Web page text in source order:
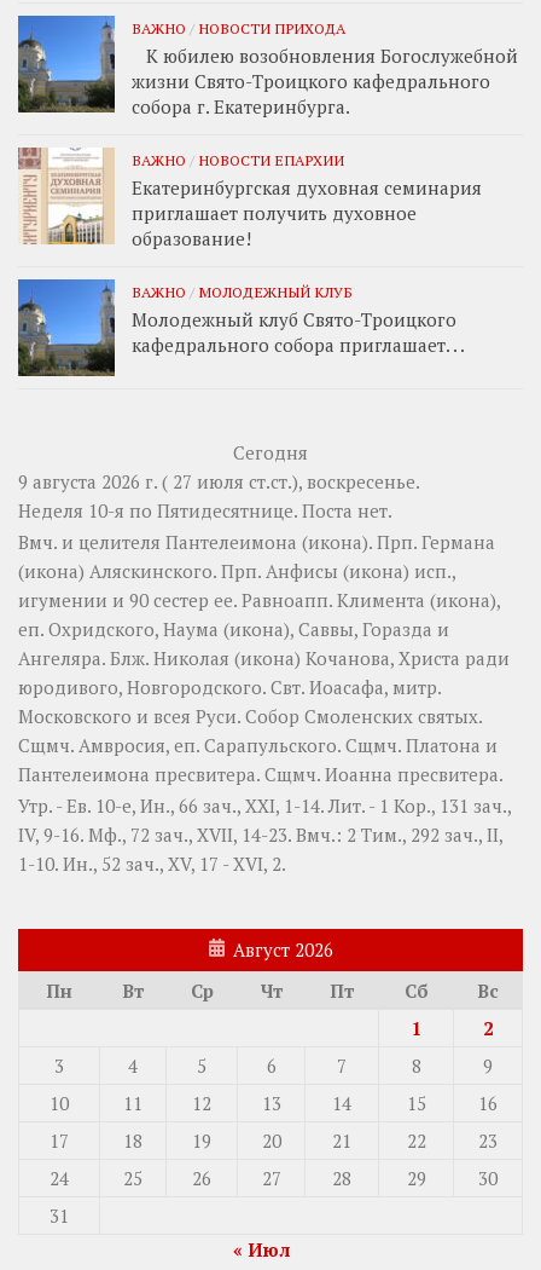
ВАЖНО / НОВОСТИ ПРИХОДА
К юбилею возобновления Богослужебной
жизни Свято-Троицкого кафедрального
собора г. Екатеринбурга.
ВАЖНО / НОВОСТИ ЕПАРХИИ
Екатеринбургская духовная семинария
приглашает получить духовное
образование!
ВАЖНО / МОЛОДЕЖНЫЙ КЛУБ
Молодежный клуб Свято-Троицкого
кафедрального собора приглашает. . .
Сегодня
9 августа 2026 г. ( 27 июля ст.ст.), воскресенье.
Неделя 10-я по Пятидесятнице. Поста нет.
Вмч. и целителя Пантелеимона (икона). Прп. Германа
(икона) Аляскинского. Прп. Анфисы (икона) исп.,
игумении и 90 сестер ее. Равноапп. Климента (икона),
еп. Охридского, Наума (икона), Саввы, Горазда и
Ангеляра. Блж. Николая (икона) Кочанова, Христа ради
юродивого, Новгородского. Свт. Иоасафа, митр.
Московского и всея Руси. Собор Смоленских святых.
Сщмч. Амвросия, еп. Сарапульского. Сщмч. Платона и
Пантелеимона пресвитера. Сщмч. Иоанна пресвитера.
Утр. - Ев. 10-е, Ин., 66 зач., XXI, 1-14.Лит. - 1 Кор., 131 зач.,
IV, 9-16. Мф., 72 зач., XVII, 14-23. Вмч.: 2 Тим., 292 зач., II,
1-10. Ин., 52 зач., XV, 17 - XVI, 2.
Август 2026
Пн
Вт Ср Чт Пт Сб
Вс
1
2
3
4 5 6 7 8
9
10
11 12 13 14 15
16
17
18 19 20 21 22
23
24
25 26 27 28 29
30
31
« Июл